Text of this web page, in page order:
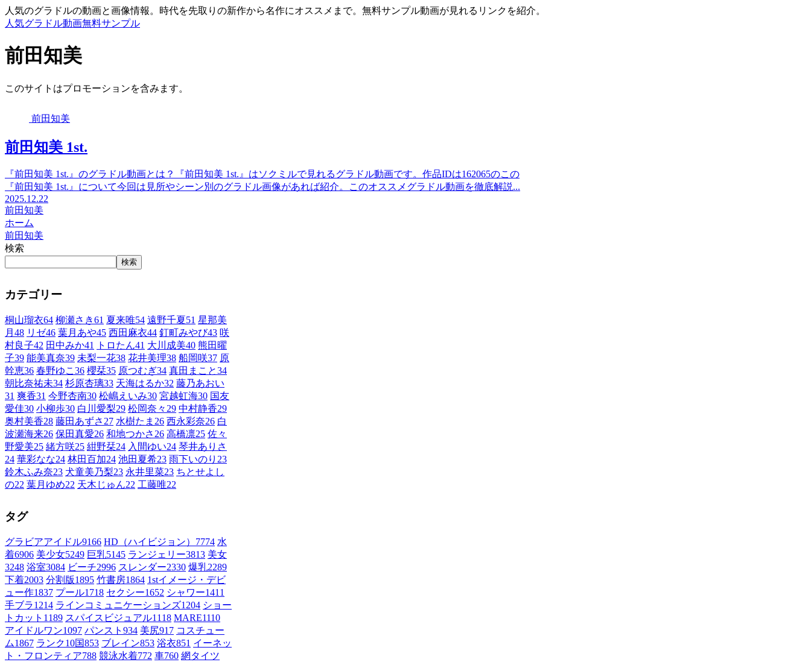
人気のグラドルの動画と画像情報。時代を先取りの新作から名作にオススメまで。無料サンプル動画が見れるリンクを紹介。
人気グラドル動画無料サンプル
前田知美
このサイトはプロモーションを含みます。
前田知美
前田知美 1st.
『前田知美 1st.』のグラドル動画とは？『前田知美 1st.』はソクミルで見れるグラドル動画です。作品IDは162065のこの
『前田知美 1st.』について今回は見所やシーン別のグラドル画像があれば紹介。このオススメグラドル動画を徹底解説...
2025.12.22
前田知美
ホーム
前田知美
検索
検索
カテゴリー
桐山瑠衣64 柳瀬さき61 夏来唯54 遠野千夏51 星那美
月 48 リゼ46 葉月あや45 西田麻衣44 釘町みやび43 咲
村良子42 田中みか41 トロたん41 大川成美40 熊田曜
子39 能美真奈39 未梨一花38 花井美理38 船岡咲37 原
幹恵36 春野ゆこ 36 櫻栞35 原つむぎ34 真田まこと34
朝比奈祐未34 杉原杏璃33 天海はるか32 藤乃あおい
31 爽香31 今野杏南30 松嶋えいみ30 宮越虹海30 国友
愛佳30 小柳歩30 白川愛梨29 松岡奈々 29 中村静香29
奥村美香28 藤田あずさ 27 水樹たま 26 西永彩奈26 白
波瀬海来26 保田真愛26 和地つかさ 26 高橋凛25 佐々
野愛美25 緒方咲25 紺野栞24 入間ゆい24 琴井ありさ
24 華彩なな24 林田百加24 池田夏希23 雨下いのり 23
鈴木ふみ奈23 犬童美乃梨23 永井里菜23 ちとせよし
の22 葉月ゆめ22 天木じゅん22 工藤唯22
タグ
グラビアアイドル9166 HD（ハイビジョン） 7774 水
着6906 美少女5249 巨乳5145 ランジェリー3813 美女
3248 浴室3084 ビーチ2996 スレンダー2330 爆乳2289
下着2003 分割版1895 竹書房1864 1stイメージ・デビ
ュー作1837 プール1718 セクシー1652 シャワー1411
手ブラ1214 ラインコミュニケーションズ1204 ショー
トカット 1189 スパイスビジュアル1118 MARE1110
アイドルワン1097 パンスト 934 美尻917 コスチュー
ム1867 ランク10国853 ブレイン853 浴衣851 イーネッ
ト・フロンティア788 競泳水着772 車760 網タイツ